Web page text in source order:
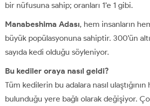
bir nüfusuna sahip; oranları 1’e 1 gibi.
Manabeshima Adası, hem insanların
büyük popülasyonuna sahiptir. 300’ün
sayıda kedi olduğu söyleniyor.
Bu kediler oraya nasıl geldi?
Tüm kedilerin bu adalara nasıl
bulunduğu yere bağlı olarak değişiyor.